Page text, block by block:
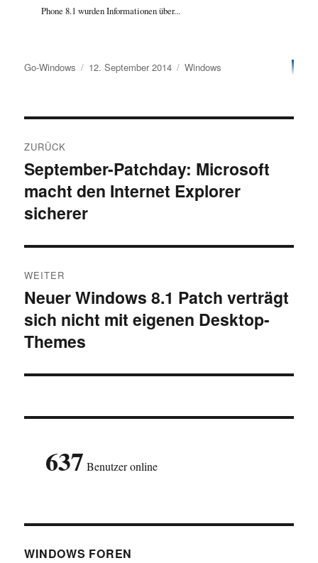
Phone 8.1 wurden Informationen über...
Autor
Go-Windows
Veröffentlicht
12. September 2014 Kategorien
Windows
ZURÜCK
Vorheriger
Beitrag:
September-Patchday: Microsoft
macht den Internet Explorer
sicherer
WEITER
Nächster
Beitrag:
Neuer Windows 8.1 Patch verträgt
sich nicht mit eigenen Desktop-
Themes
637 Benutzer online
WINDOWS FOREN